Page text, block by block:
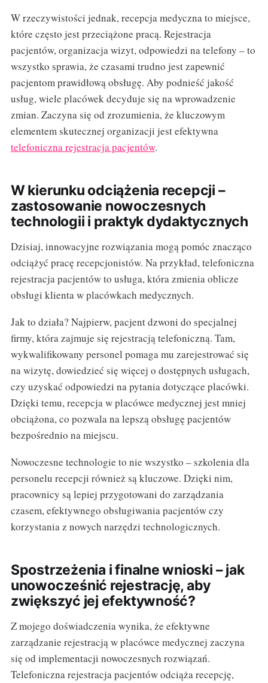
W rzeczywistości jednak, recepcja medyczna to miejsce,
które często jest przeciążone pracą. Rejestracja
pacjentów, organizacja wizyt, odpowiedzi na telefony – to
wszystko sprawia, że czasami trudno jest zapewnić
pacjentom prawidłową obsługę. Aby podnieść jakość
usług, wiele placówek decyduje się na wprowadzenie
zmian. Zaczyna się od zrozumienia, że kluczowym
elementem skutecznej organizacji jest efektywna
telefoniczna rejestracja pacjentów.
W kierunku odciążenia recepcji –
zastosowanie nowoczesnych
technologii i praktyk dydaktycznych
Dzisiaj, innowacyjne rozwiązania mogą pomóc znacząco
odciążyć pracę recepcjonistów. Na przykład, telefoniczna
rejestracja pacjentów to usługa, która zmienia oblicze
obsługi klienta w placówkach medycznych.
Jak to działa? Najpierw, pacjent dzwoni do specjalnej
firmy, która zajmuje się rejestracją telefoniczną. Tam,
wykwalifikowany personel pomaga mu zarejestrować się
na wizytę, dowiedzieć się więcej o dostępnych usługach,
czy uzyskać odpowiedzi na pytania dotyczące placówki.
Dzięki temu, recepcja w placówce medycznej jest mniej
obciążona, co pozwala na lepszą obsługę pacjentów
bezpośrednio na miejscu.
Nowoczesne technologie to nie wszystko – szkolenia dla
personelu recepcji również są kluczowe. Dzięki nim,
pracownicy są lepiej przygotowani do zarządzania
czasem, efektywnego obsługiwania pacjentów czy
korzystania z nowych narzędzi technologicznych.
Spostrzeżenia i finalne wnioski – jak
unowocześnić rejestrację, aby
zwiększyć jej efektywność?
Z mojego doświadczenia wynika, że efektywne
zarządzanie rejestracją w placówce medycznej zaczyna
się od implementacji nowoczesnych rozwiązań.
Telefoniczna rejestracja pacjentów odciąża recepcję,